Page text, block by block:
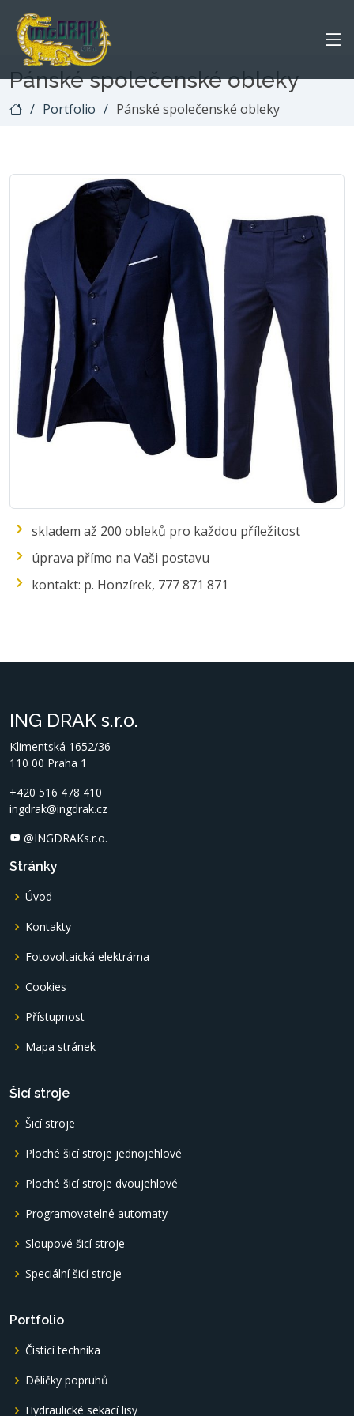
Pánské společenské obleky
Portfolio Pánské společenské obleky
skladem až 200 obleků pro každou příležitost
úprava přímo na Vaši postavu
kontakt: p. Honzírek, 777 871 871
ING DRAK s.r.o.
Klimentská 1652/36
110 00 Praha 1
+420 516 478 410
ingdrak@ingdrak.cz
@INGDRAKs.r.o.
Stránky
Úvod
Kontakty
Fotovoltaická elektrárna
Cookies
Přístupnost
Mapa stránek
Šicí stroje
Šicí stroje
Ploché šicí stroje jednojehlové
Ploché šicí stroje dvoujehlové
Programovatelné automaty
Sloupové šicí stroje
Speciální šicí stroje
Portfolio
Čisticí technika
Děličky popruhů
Hydraulické sekací lisy